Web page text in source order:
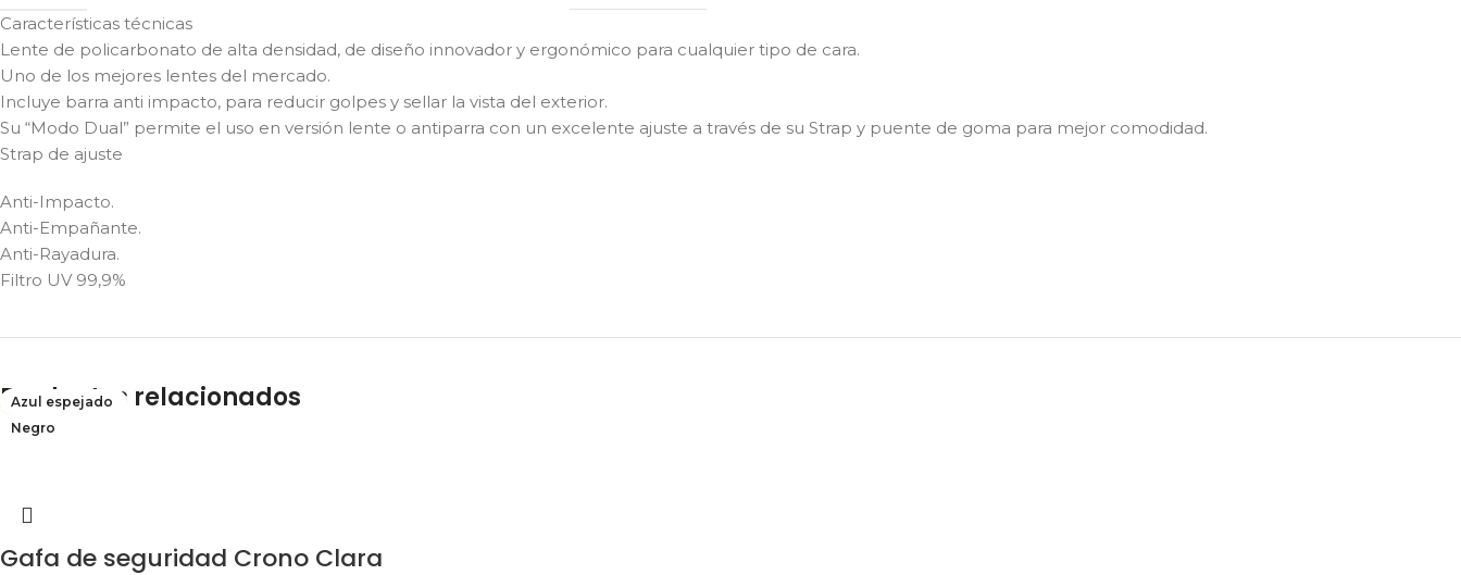
Características técnicas
Lente de policarbonato de alta densidad, de diseño innovador y ergonómico para cualquier tipo de cara.
Uno de los mejores lentes del mercado.
Incluye barra anti impacto, para reducir golpes y sellar la vista del exterior.
Su “Modo Dual” permite el uso en versión lente o antiparra con un excelente ajuste a través de su Strap y puente de goma para mejor comodidad.
Strap de ajuste
Anti-Impacto.
Anti-Empañante.
Anti-Rayadura.
Filtro UV 99,9%
Productos relacionados
Transparente
Gafa de seguridad Crono Clara
Transparente
Clara espejada
Negro
Azul espejado
Agotado
Negro
Rojo espejado
Azul espejado